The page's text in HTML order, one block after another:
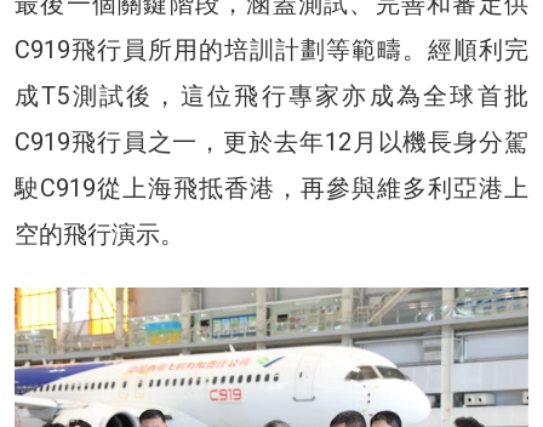
C919飛行員所用的培訓計劃等範疇。經順利完
成T5測試後，這位飛行專家亦成為全球首批
C919飛行員之一，更於去年12月以機長身分駕
駛C919從上海飛抵香港，再參與維多利亞港上
空的飛行演示。